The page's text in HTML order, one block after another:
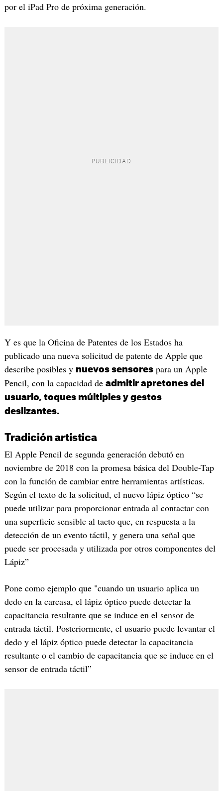
por el iPad Pro de próxima generación.
Y es que la Oficina de Patentes de los Estados ha
publicado una nueva solicitud de patente de Apple que
describe posibles y nuevos sensorespara un Apple
Pencil, con la capacidad de admitir apretones del
usuario, toques múltiples y gestos
deslizantes.
Tradición artística
El Apple Pencil de segunda generación debutó en
noviembre de 2018 con la promesa básica del Double-Tap
con la función de cambiar entre herramientas artísticas.
Según el texto de la solicitud, el nuevo lápiz óptico “se
puede utilizar para proporcionar entrada al contactar con
una superficie sensible al tacto que, en respuesta a la
detección de un evento táctil, y genera una señal que
puede ser procesada y utilizada por otros componentes del
Lápiz”
Pone como ejemplo que "cuando un usuario aplica un
dedo en la carcasa, el lápiz óptico puede detectar la
capacitancia resultante que se induce en el sensor de
entrada táctil. Posteriormente, el usuario puede levantar el
dedo y el lápiz óptico puede detectar la capacitancia
resultante o el cambio de capacitancia que se induce en el
sensor de entrada táctil”